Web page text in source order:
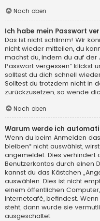
Nach oben
Ich habe mein Passwort
Das ist nicht schlimm! Wir
nicht wieder mitteilen, du
machst du, indem du auf
Passwort vergessen“ klickst
solltest du dich schnell
Solltest du trotzdem nicht in
zurückzusetzen, so wende
Nach oben
Warum werde ich
Wenn du beim Anmelden
bleiben“ nicht auswählst,
angemeldet. Dies verhindert
Benutzerkontos durch einen
kannst du das Kästchen
auswählen. Dies ist nicht
einem öffentlichen
Internetcafé, befindest.
steht, dann wurde sie
ausgeschaltet.